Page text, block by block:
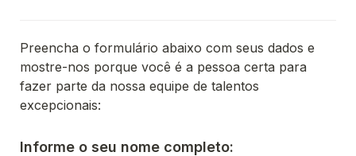
Preencha o formulário abaixo com seus dados e
mostre-nos porque você é a pessoa certa para
fazer parte da nossa equipe de talentos
excepcionais:
Informe o seu nome completo: